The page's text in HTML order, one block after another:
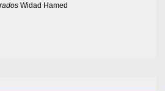
Widad Hamed